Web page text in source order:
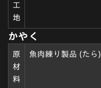
工
地
かやく
原
材
料
魚肉練り製品 (たら)